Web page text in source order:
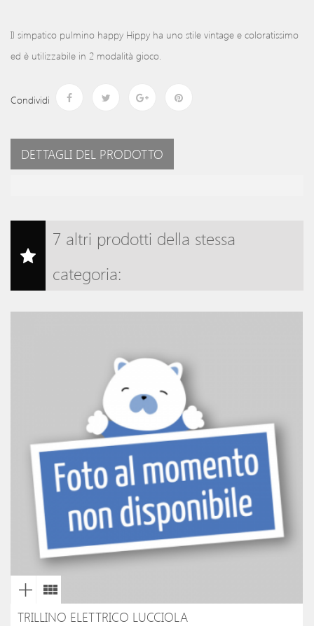
Il simpatico pulmino happy Hippy ha uno stile vintage e coloratissimo
ed è utilizzabile in 2 modalità gioco.
Condividi
DETTAGLI DEL PRODOTTO
7 altri prodotti della stessa
categoria:
TRILLINO ELETTRICO LUCCIOLA